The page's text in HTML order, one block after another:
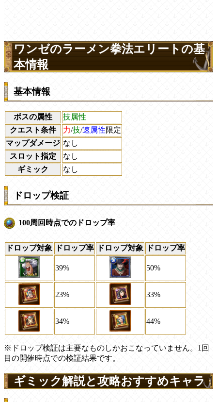
ワンゼのラーメン拳法エリートの基
本情報
基本情報
ボスの属性
技属性
クエスト条件
力/技/速属性限定
マップダメージ なし
スロット指定
なし
ギミック
なし
ドロップ検証
100周回時点でのドロップ率
ドロップ対象 ドロップ率 ドロップ対象 ドロップ率
39% 50%
23% 33%
34% 44%
※ドロップ検証は主要なものしかおこなっていません。1回
目の開催時点での検証結果です。
ギミック解説と攻略おすすめキャラ